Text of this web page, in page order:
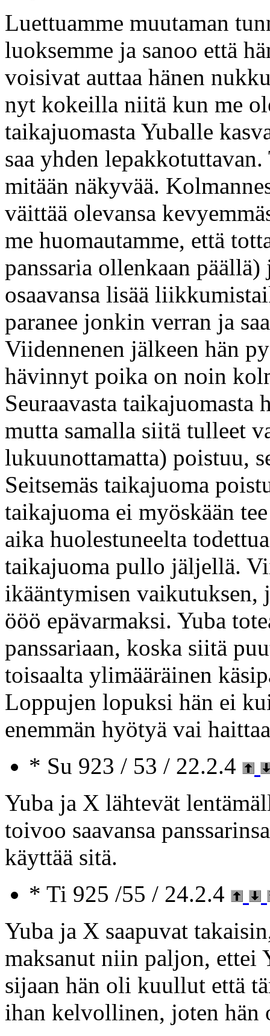
Luettuamme muutaman
luoksemme ja sanoo että
voisivat auttaa hänen
nyt kokeilla niitä kun me
taikajuomasta Yuballe
saa yhden
mitään näkyvää.
väittää olevansa
me huomautamme, että
panssaria ollenkaan
osaavansa lisää
paranee jonkin verran ja
Viidennenen jälkeen hän
hävinnyt poika on noin
Seuraavasta taikajuomasta
mutta samalla siitä tulleet
lukuunottamatta) poistuu,
Seitsemäs taikajuoma
taikajuoma ei myöskään
aika huolestuneelta
taikajuoma pullo jäljellä.
ikääntymisen vaikutuksen,
ööö epävarmaksi. Yuba
panssariaan, koska siitä
toisaalta ylimääräinen
Loppujen lopuksi hän ei
enemmän hyötyä vai
* Su 923 / 53 / 22.2.4
Yuba ja X lähtevät
toivoo saavansa
käyttää sitä.
* Ti 925 /55 / 24.2.4
Yuba ja X saapuvat
maksanut niin paljon, ettei
sijaan hän oli kuullut että
ihan kelvollinen, joten